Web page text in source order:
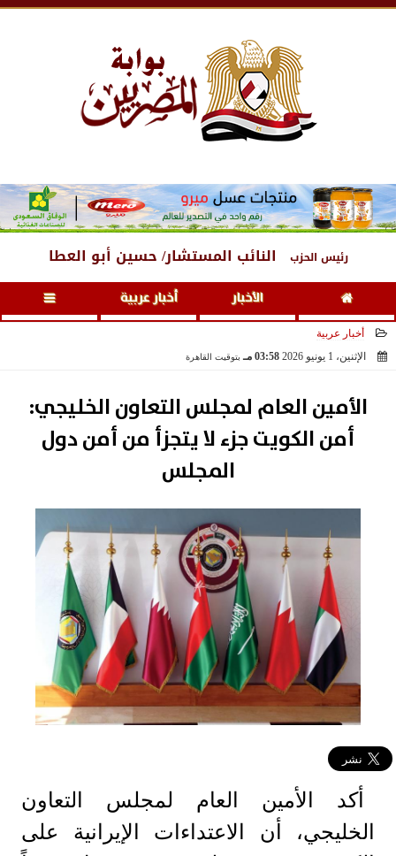
رئيس الحزب النائب المستشار/ حسين أبو العطا
الأخبار أخبار عربية
أخبار عربية
الإثنين، 1 يونيو 2026
03:58 مـ بتوقيت القاهرة
الأمين العام لمجلس التعاون الخليجي:
أمن الكويت جزء لا يتجزأ من أمن دول
المجلس
أكد الأمين العام لمجلس التعاون
الخليجي، أن الاعتداءات الإيرانية على